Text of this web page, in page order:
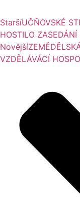
StaršíUČŇOVSKÉ
HOSTILO ZASEDÁNÍ
Novější
VZDĚLÁVÁCÍ